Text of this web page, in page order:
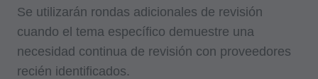
Se utilizarán rondas adicionales de revisión
cuando el tema específico demuestre una
necesidad continua de revisión con proveedores
recién identificados.